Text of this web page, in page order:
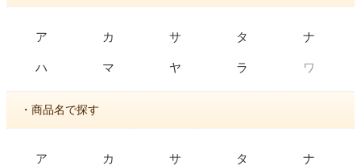
ア カ サ タ ナ
ハ マ ヤ ラ ワ
・商品名で探す
ア カ サ タ ナ